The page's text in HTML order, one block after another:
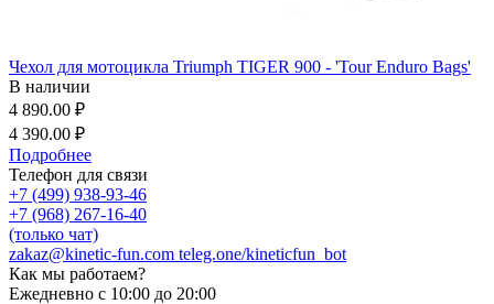
Чехол для мотоцикла Triumph TIGER 900 - 'Tour Enduro Bags'
В наличии
4 890.00 ₽
4 390.00 ₽
Подробнее
Телефон для связи
+7 (499) 938-93-46
+7 (968) 267-16-40
(только чат)
zakaz@kinetic-fun.com teleg.one/kineticfun_bot
Как мы работаем?
Ежедневно с 10:00 до 20:00